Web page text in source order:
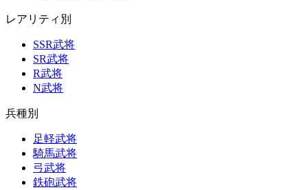
レアリティ別
SSR武将
SR武将
R武将
N武将
兵種別
足軽武将
騎馬武将
弓武将
鉄砲武将